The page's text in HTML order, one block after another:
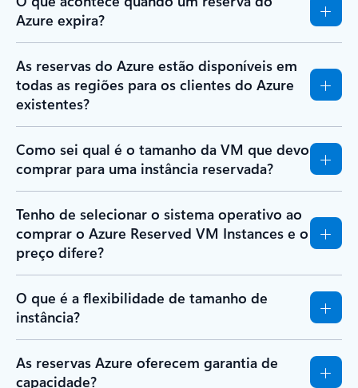
Azure expira?
As reservas do Azure estão disponíveis em
todas as regiões para os clientes do Azure
existentes?
Como sei qual é o tamanho da VM que devo
comprar para uma instância reservada?
Tenho de selecionar o sistema operativo ao
comprar o Azure Reserved VM Instances e o
preço difere?
O que é a flexibilidade de tamanho de
instância?
As reservas Azure oferecem garantia de
capacidade?